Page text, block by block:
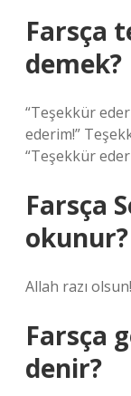
Farsça
demek?
“Teşekkür
ederim!”
“Teşekkür
Farsça
okunur?
Allah razı
Farsça
denir?